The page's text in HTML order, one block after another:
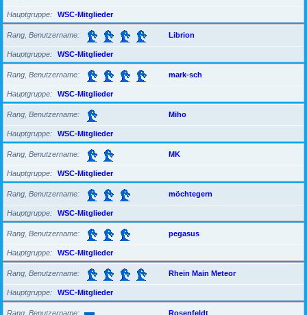
Hauptgruppe WSC-Mitglieder
Rang, Benutzername Librion
Hauptgruppe WSC-Mitglieder
Rang, Benutzername mark-sch
Hauptgruppe WSC-Mitglieder
Rang, Benutzername Miho
Hauptgruppe WSC-Mitglieder
Rang, Benutzername MK
Hauptgruppe WSC-Mitglieder
Rang, Benutzername möchtegern
Hauptgruppe WSC-Mitglieder
Rang, Benutzername pegasus
Hauptgruppe WSC-Mitglieder
Rang, Benutzername Rhein Main Meteor
Hauptgruppe WSC-Mitglieder
Rang, Benutzername Rosenfeldt